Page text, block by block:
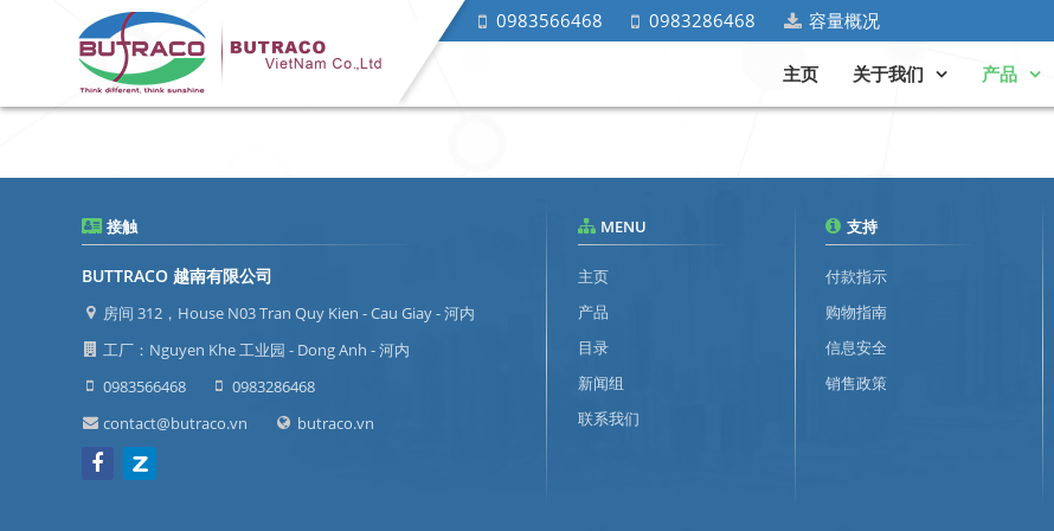
0983566468 0983286468 容量概况
主页 关于我们 产品
接触
BUTTRACO 越南有限公司
房间 312，House N03 Tran Quy Kien - Cau Giay - 河内
工厂：Nguyen Khe 工业园 - Dong Anh - 河内
0983566468
0983286468
contact@butraco.vn
butraco.vn
MENU
主页
产品
目录
新闻组
联系我们
支持
付款指示
购物指南
信息安全
销售政策